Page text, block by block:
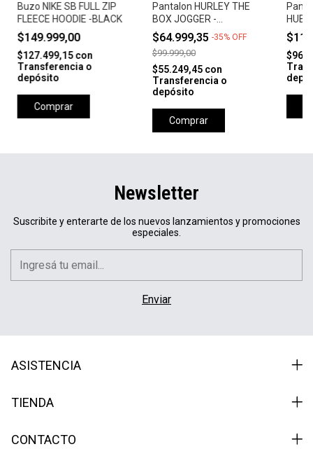
Buzo NIKE SB FULL ZIP
FLEECE HOODIE -BLACK
$149.999,00
$127.499,15con
Transferencia o
depósito
Comprar
Pantalon HURLEY THE
BOX JOGGER -
PETROLEO
$64.999,35 -35% OFF
$99.999,00
$55.249,45 con
Transferencia o
depósito
Comprar
Newsletter
Suscribite y enterarte de los nuevos lanzamientos y promociones
especiales.
ASISTENCIA
TIENDA
CONTACTO